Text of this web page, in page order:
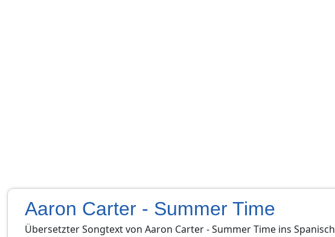
Aaron Carter - Summer Time
Übersetzter Songtext von Aaron Carter-Summer Time ins Spanisch